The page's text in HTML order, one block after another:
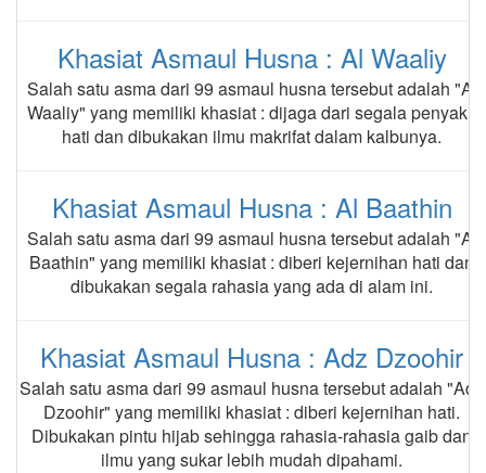
Khasiat Asmaul Husna : Al Waaliy
Salah satu asma dari 99 asmaul husna tersebut adalah "Al
Waaliy" yang memiliki khasiat : dijaga dari segala penyakit
hati dan dibukakan ilmu makrifat dalam kalbunya.
Khasiat Asmaul Husna : Al Baathin
Salah satu asma dari 99 asmaul husna tersebut adalah "Al
Baathin" yang memiliki khasiat : diberi kejernihan hati dan
dibukakan segala rahasia yang ada di alam ini.
Khasiat Asmaul Husna : Adz Dzoohir
Salah satu asma dari 99 asmaul husna tersebut adalah "Adz
Dzoohir" yang memiliki khasiat : diberi kejernihan hati.
Dibukakan pintu hijab sehingga rahasia-rahasia gaib dan
ilmu yang sukar lebih mudah dipahami.